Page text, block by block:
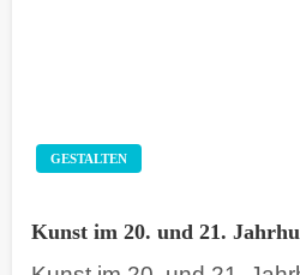
GESTALTEN
Kunst im 20. und 21.